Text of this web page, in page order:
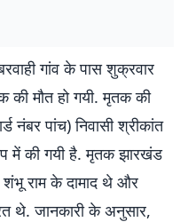
गांव के पास शुक्रवार
की मौत हो गयी. मृतक की
नंबर पांच) निवासी श्रीकांत
में की गयी है. मृतक झारखंड
शंभू राम के दामाद थे और
थे. जानकारी के अनुसार,